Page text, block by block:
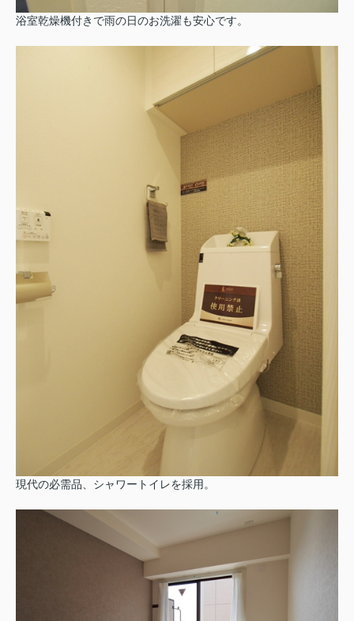
浴室乾燥機付きで雨の日のお洗濯も安心です。
現代の必需品、シャワートイレを採用。